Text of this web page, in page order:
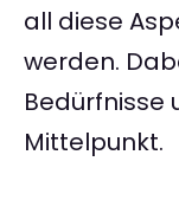
all diese
werden.
Bedürfnisse
Mittelpunkt.